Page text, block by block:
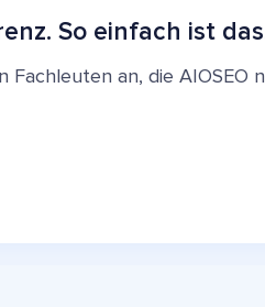
So einfach ist
Fachleuten an, die